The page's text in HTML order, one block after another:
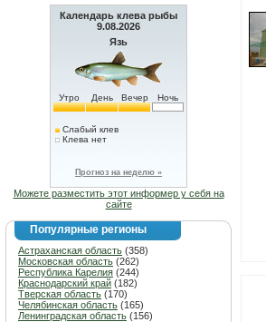
Календарь клева рыбы
9.08.2026
Язь
Утро День Вечер Ночь
Слабый клев
Клева нет
Прогноз на неделю »
Можете разместить этот информер у себя на
сайте
Популярные регионы
Астраханская область (358)
Московская область (262)
Республика Карелия (244)
Краснодарский край (182)
Тверская область (170)
Челябинская область (165)
Ленинградская область (156)